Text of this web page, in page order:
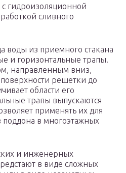
с гидроизоляционной
сливного
воды из приемного стакана
и горизонтальные трапы.
направленным вниз,
решетки до
области его
трапы выпускаются
применять их для
в многоэтажных
и инженерных
в виде сложных